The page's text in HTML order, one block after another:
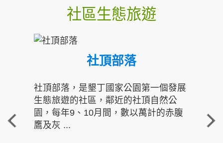
社區生態旅遊
社頂部落
社頂部落，是墾丁國家公園第一個發展
生態旅遊的社區，鄰近的社頂自然公
園，每年9、10月間，數以萬計的赤腹
鷹及灰 ...
重
走進